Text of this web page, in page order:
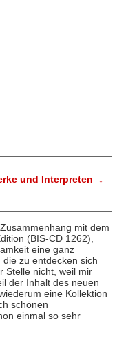
und Interpreten ↓
mit dem
(BIS-CD 1262),
eine ganz
zu entdecken sich
Stelle nicht, weil mir
der Inhalt des neuen
eine Kollektion
schönen
einmal so sehr